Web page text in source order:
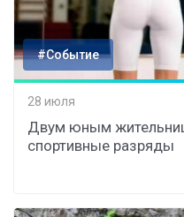
#Событие
28 июля
Двум юным
спортивные разряды